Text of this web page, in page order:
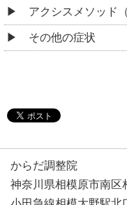
アクシスメソッド
その他の症状
からだ調整院
神奈川県相模原市南